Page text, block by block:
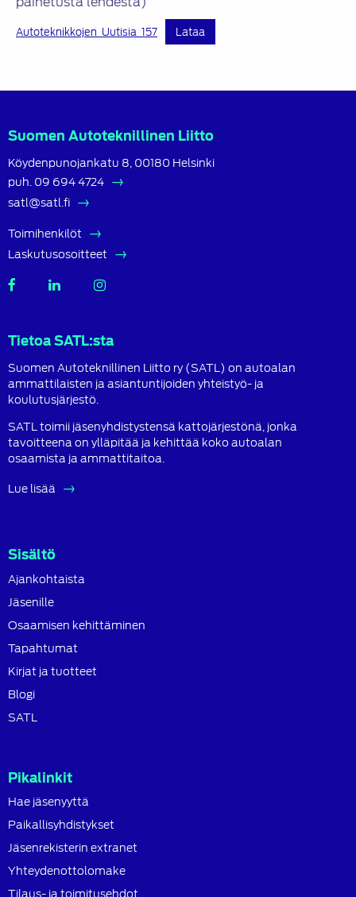
Autoteknikkojen_Uutisia_157 Lataa
Suomen Autoteknillinen Liitto
Köydenpunojankatu 8, 00180 Helsinki
puh. 09 694 4724
satl@satl.fi
Toimihenkilöt
Laskutusosoitteet
SATL
SATL
Tietoa SATL:sta
Suomen Autoteknillinen Liitto ry (SATL) on autoalan
ammattilaisten ja asiantuntijoiden yhteistyö- ja
koulutusjärjestö.
SATL toimii jäsenyhdistystensä kattojärjestönä, jonka
tavoitteena on ylläpitää ja kehittää koko autoalan
osaamista ja ammattitaitoa.
Lue lisää
Sisältö
Ajankohtaista
Jäsenille
Osaamisen kehittäminen
Tapahtumat
Kirjat ja tuotteet
Blogi
SATL
Pikalinkit
Hae jäsenyyttä
Paikallisyhdistykset
Jäsenrekisterin extranet
Yhteydenottolomake